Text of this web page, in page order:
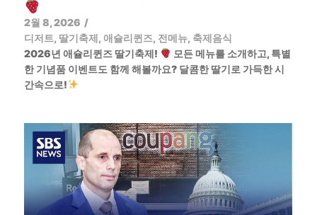
2월 8, 2026 /
디저트, 딸기축제, 애슐리퀸즈, 전메뉴, 축제음식
2026년 애슐리퀸즈 딸기축제!
모든 메뉴를 소개하고, 특별
한 기념품 이벤트도 함께 해볼까요? 달콤한 딸기로 가득한 시
간속으로!